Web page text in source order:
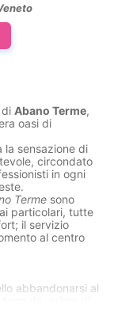
di Abano Terme,
oasi di
la sensazione di
circondato
in ogni
Terme sono
particolari, tutte
il servizio
al centro
abbandonarsi al